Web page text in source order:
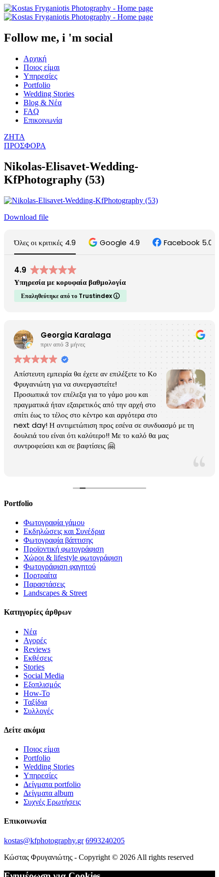
Follow me, i 'm social
Αρχική
Ποιος είμαι
Υπηρεσίες
Portfolio
Wedding Stories
Blog & Νέα
FAQ
Επικοινωνία
ΖΗΤΑ
ΠΡΟΣΦΟΡΑ
Nikolas-Elisavet-Wedding-
KfPhotography (53)
Download file
Όλες οι κριτικές 4.9 Google 4.9 Facebook 5.0
4.9
Υπηρεσία με κορυφαία βαθμολογία
Επαληθεύτηκε από το Trustindex
Georgia Karalaga
πριν από 3 μήνες
Απίστευτη εμπειρία θα έχετε αν επιλέξετε το Κο
Φρυγανιώτη για να συνεργαστείτε!
Προσωπικά τον επέλεξα για το γάμο μου και
πραγματικά ήταν εξαιρετικός από την αρχή στο
σπίτι έως το τέλος στο κέντρο και αργότερα στο
next day! Η αντιμετώπιση προς εσένα σε συνδυασμό με τη
δουλειά του είναι ότι καλύτερο!! Με το καλό θα μας
συντροφεύσει και σε βαφτίσεις 🤗
Portfolio
Φωτογραφία γάμου
Εκδηλώσεις και Συνέδρια
Φωτογραφία βάπτισης
Προϊοντική φωτογράφιση
Χώροι & lifestyle φωτογράφιση
Φωτογράφιση φαγητού
Πορτραίτα
Παραστάσεις
Landscapes & Street
Κατηγορίες άρθρων
Νέα
Αγορές
Reviews
Εκθέσεις
Stories
Social Media
Εξοπλισμός
How-To
Ταξίδια
Συλλογές
Δείτε ακόμα
Ποιος είμαι
Portfolio
Wedding Stories
Υπηρεσίες
Δείγματα portfolio
Δείγματα album
Συχνές Ερωτήσεις
Επικοινωνία
kostas@kfphotography.gr 6993240205
Κώστας Φρυγανιώτης - Copyright © 2026 All rights reserved